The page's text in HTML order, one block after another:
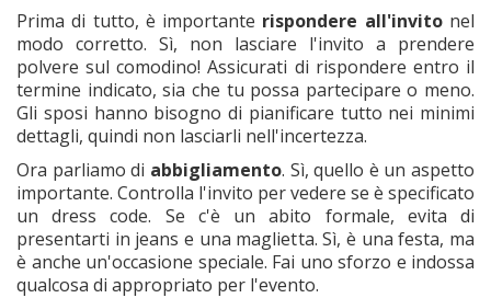
Prima di tutto, è importante rispondere all'invitonel
modo corretto. Sì, non lasciare l'invito a prendere
polvere sul comodino! Assicurati di rispondere entro il
termine indicato, sia che tu possa partecipare o meno.
Gli sposi hanno bisogno di pianificare tutto nei minimi
dettagli, quindi non lasciarli nell'incertezza.
Ora parliamo di abbigliamento. Sì, quello è un aspetto
importante. Controlla l'invito per vedere se è specificato
un dress code. Se c'è un abito formale, evita di
presentarti in jeans e una maglietta. Sì, è una festa, ma
è anche un'occasione speciale. Fai uno sforzo e indossa
qualcosa di appropriato per l'evento.